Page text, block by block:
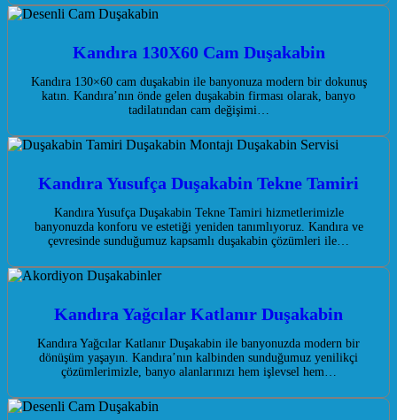
Kandıra 130X60 Cam Duşakabin
Kandıra 130×60 cam duşakabin ile banyonuza modern bir dokunuş
katın. Kandıra’nın önde gelen duşakabin firması olarak, banyo
tadilatından cam değişimi…
Kandıra Yusufça Duşakabin Tekne Tamiri
Kandıra Yusufça Duşakabin Tekne Tamiri hizmetlerimizle
banyonuzda konforu ve estetiği yeniden tanımlıyoruz. Kandıra ve
çevresinde sunduğumuz kapsamlı duşakabin çözümleri ile…
Kandıra Yağcılar Katlanır Duşakabin
Kandıra Yağcılar Katlanır Duşakabin ile banyonuzda modern bir
dönüşüm yaşayın. Kandıra’nın kalbinden sunduğumuz yenilikçi
çözümlerimizle, banyo alanlarınızı hem işlevsel hem…